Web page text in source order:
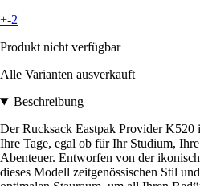
+-2
Produkt nicht verfügbar
Alle Varianten ausverkauft
Beschreibung
Der Rucksack Eastpak Provider K520
Ihre Tage, egal ob für Ihr Studium,
Abenteuer. Entworfen von der
dieses Modell zeitgenössischen Stil